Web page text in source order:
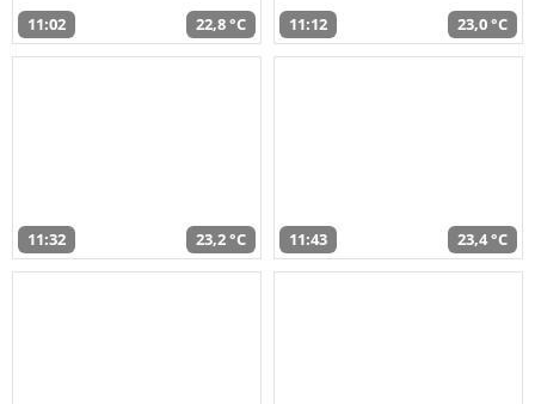
11:02 22,8 °C 11:12 23,0 °C
11:32 23,2 °C 11:43 23,4 °C